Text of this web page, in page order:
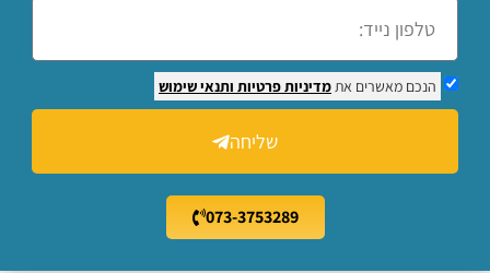
הנכם מאשרים אתמדיניות פרטיות ותנאי שימוש
שליחה
073-3753289